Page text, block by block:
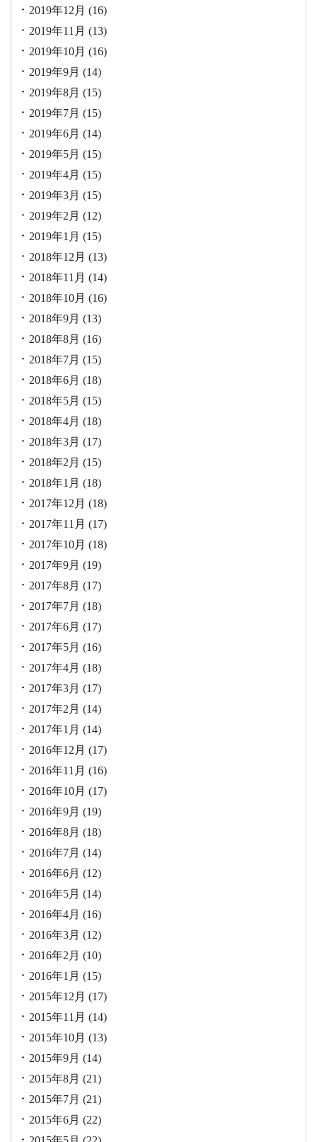
2019年12月 (16)
2019年11月 (13)
2019年10月 (16)
2019年9月 (14)
2019年8月 (15)
2019年7月 (15)
2019年6月 (14)
2019年5月 (15)
2019年4月 (15)
2019年3月 (15)
2019年2月 (12)
2019年1月 (15)
2018年12月 (13)
2018年11月 (14)
2018年10月 (16)
2018年9月 (13)
2018年8月 (16)
2018年7月 (15)
2018年6月 (18)
2018年5月 (15)
2018年4月 (18)
2018年3月 (17)
2018年2月 (15)
2018年1月 (18)
2017年12月 (18)
2017年11月 (17)
2017年10月 (18)
2017年9月 (19)
2017年8月 (17)
2017年7月 (18)
2017年6月 (17)
2017年5月 (16)
2017年4月 (18)
2017年3月 (17)
2017年2月 (14)
2017年1月 (14)
2016年12月 (17)
2016年11月 (16)
2016年10月 (17)
2016年9月 (19)
2016年8月 (18)
2016年7月 (14)
2016年6月 (12)
2016年5月 (14)
2016年4月 (16)
2016年3月 (12)
2016年2月 (10)
2016年1月 (15)
2015年12月 (17)
2015年11月 (14)
2015年10月 (13)
2015年9月 (14)
2015年8月 (21)
2015年7月 (21)
2015年6月 (22)